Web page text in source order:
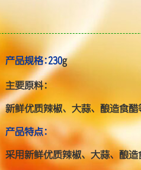
产品规格:230g
主要原料:
新鲜优质辣椒、大蒜、酿造食醋
产品特点:
采用新鲜优质辣椒、大蒜、酿造